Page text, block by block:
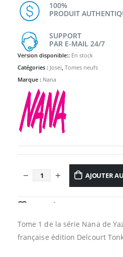
100%
PRODUIT
SUPPORT
PAR E-MAIL 24/7
Version disponible:: En stock
Catégories : Josei, Tomes neufs
Marque : Nana
AJOUTER
Tome 1 de la série Nana de
française édition Delcourt